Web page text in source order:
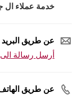
خدمة عملاء ال
عن طريق البريد
أرسل رسالة
عن طريق